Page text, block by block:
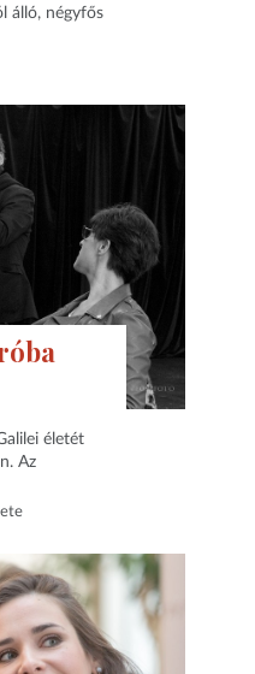
álló, négyfős
életét
Az